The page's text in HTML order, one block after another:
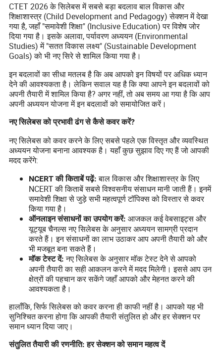
CTET 2026 के सिलेबस में सबसे बड़ा बदलाव बाल विकास और
शिक्षाशास्त्र (Child Development and Pedagogy) सेक्शन में देखा
गया है, जहाँ "समावेशी शिक्षा" (Inclusive Education) पर विशेष जोर
दिया गया है। इसके अलावा, पर्यावरण अध्ययन (Environmental
Studies) में "सतत विकास लक्ष्य" (Sustainable Development
Goals) को भी नए सिरे से शामिल किया गया है।
इन बदलावों का सीधा मतलब है कि अब आपको इन विषयों पर अधिक ध्यान
देने की आवश्यकता है। लेकिन सवाल यह है कि क्या आपने इन बदलावों को
अपनी तैयारी में शामिल किया है? अगर नहीं, तो अब समय आ गया है कि आप
अपनी अध्ययन योजना में इन बदलावों को समायोजित करें।
नए सिलेबस को प्रभावी ढंग से कैसे कवर करें?
नए सिलेबस को कवर करने के लिए सबसे पहले एक विस्तृत और व्यवस्थित
अध्ययन योजना बनाना आवश्यक है। यहाँ कुछ सुझाव दिए गए हैं जो आपकी
मदद करेंगे:
NCERT की किताबें पढ़ें: बाल विकास और शिक्षाशास्त्र के लिए
NCERT की किताबें सबसे विश्वसनीय संसाधन मानी जाती हैं। इनमें
समावेशी शिक्षा से जुड़े सभी महत्वपूर्ण टॉपिक्स को विस्तार से कवर
किया गया है।
ऑनलाइन संसाधनों का उपयोग करें: आजकल कई वेबसाइट्स और
यूट्यूब चैनल्स नए सिलेबस के अनुसार अध्ययन सामग्री प्रदान
करते हैं। इन संसाधनों का लाभ उठाकर आप अपनी तैयारी को और
भी मजबूत बना सकते हैं।
मॉक टेस्ट दें: नए सिलेबस के अनुसार मॉक टेस्ट देने से आपको
अपनी तैयारी का सही आकलन करने में मदद मिलेगी। इससे आप उन
क्षेत्रों की पहचान कर सकेंगे जहाँ आपको और मेहनत करने की
आवश्यकता है।
हालाँकि, सिर्फ सिलेबस को कवर करना ही काफी नहीं है। आपको यह भी
सुनिश्चित करना होगा कि आपकी तैयारी संतुलित हो और हर सेक्शन पर
समान ध्यान दिया जाए।
संतुलित तैयारी की रणनीति: हर सेक्शन को समान महत्व दें